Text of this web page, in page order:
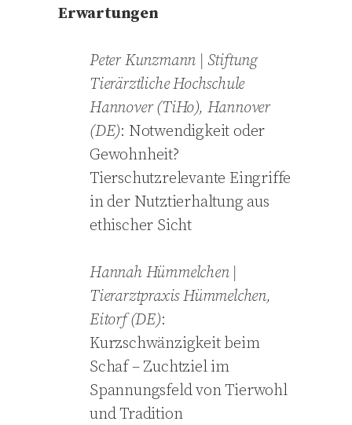
Erwartungen
PeterKunzmann | Stiftung
Tierärztliche Hochschule
Hannover (TiHo), Hannover
(DE): Notwendigkeit oder
Gewohnheit?
Tierschutzrelevante Eingriffe
in der Nutztierhaltung aus
ethischer Sicht
HannahHümmelchen |
Tierarztpraxis Hümmelchen,
Eitorf (DE):
Kurzschwänzigkeit beim
Schaf – Zuchtziel im
Spannungsfeld von Tierwohl
und Tradition